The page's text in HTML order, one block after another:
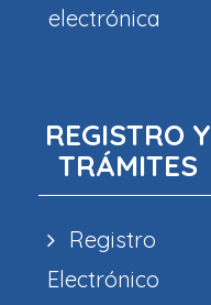
electrónica
REGISTRO Y
TRÁMITES
Registro
Electrónico